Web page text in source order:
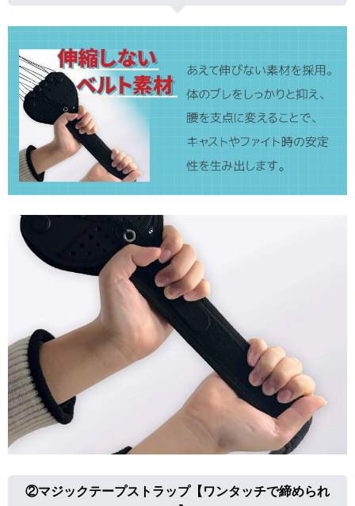
②マジックテープストラップ【 ワンタッチで締められ